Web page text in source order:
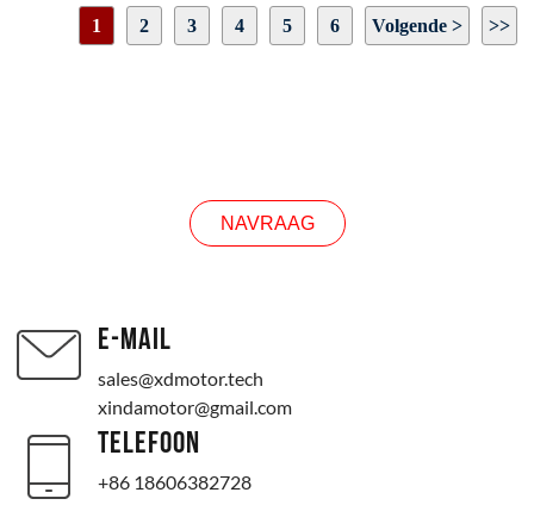
Stroom: 13A
Motor uitgaande asmaat: zoals weergegeven in de tekening
1 2 3 4 5 6 Volgende >
>>
NAVRAAG
E-MAIL
sales@xdmotor.tech
xindamotor@gmail.com
TELEFOON
+86 18606382728